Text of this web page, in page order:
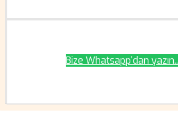
Bize Whatsapp'dan yazın..